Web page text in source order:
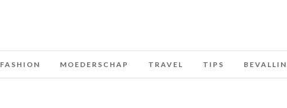
FASHION MOEDERSCHAP TRAVEL TIPS